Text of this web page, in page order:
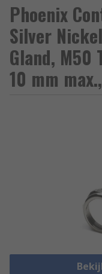
Phoenix
Silver
Gland, M50
10 mm